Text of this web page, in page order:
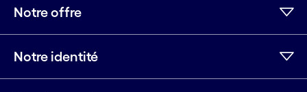
Notre offre
Notre identité